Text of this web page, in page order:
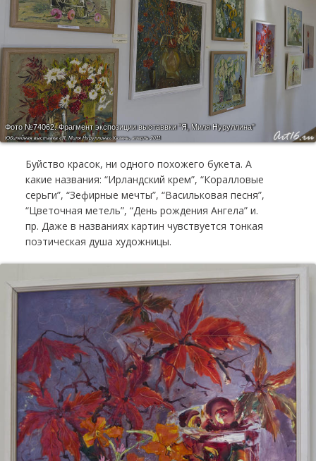
Фото №74062.Фрагмент экспозиции выставвки "Я, Миля Нуруллина"
Юбилейная выставка «Я, Миля Нуруллина» Казань, аперль 2011
Буйство красок, ни одного похожего букета. А
какие названия: “Ирландский крем”, “Коралловые
серьги”, “Зефирные мечты”, “Васильковая песня”,
“Цветочная метель”, “День рождения Ангела” и.
пр. Даже в названиях картин чувствуется тонкая
поэтическая душа художницы.